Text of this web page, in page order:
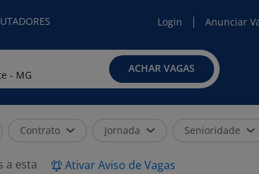
Login Anunciar
ACHAR VAGAS
Contrato Jornada Senioridade
a esta Ativar Aviso de Vagas